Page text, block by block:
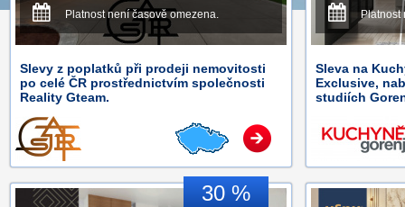
Platnost není časově omezena.
Slevy z poplatků při prodeji nemovitosti
po celé ČR prostřednictvím společnosti
Reality Gteam.
Platnost
Sleva na
Exclusive,
studiích
30 %